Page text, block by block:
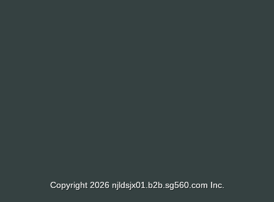
Copyright 2026 njldsjx01.b2b.sg560.com Inc.
Copyright 2026 njldsjx01.b2b.sg560.com Inc.